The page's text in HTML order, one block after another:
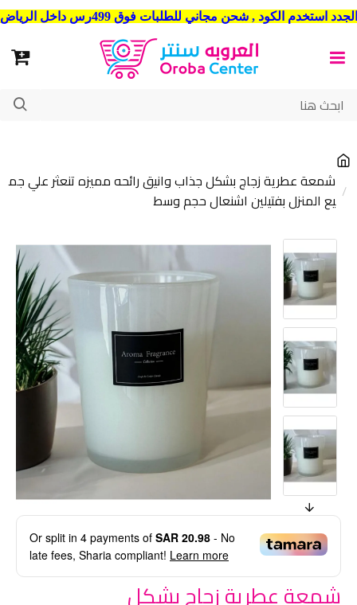
شحن مجاني للطلبات فوق 499رس داخل الرياض . وشحن الي جميع مدن المملكة العربية السعودية
شمعة عطرية زجاج بشكل جذاب وانيق رائحه مميزه تنعثر علي جم
يع المنزل بفتيلين اشنعال حجم وسط
Or split in 4 payments of SAR 20.98 - No
late fees, Sharia compliant! Learn more
شمعة عطرية زجاج بشكل